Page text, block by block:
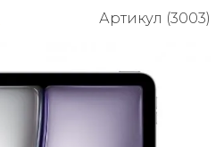
Артикул (3003)